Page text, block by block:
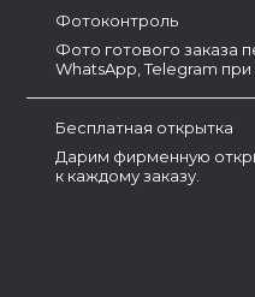
Фотоконтроль
Фото готового заказа
WhatsApp, Telegram
Бесплатная открытка
Дарим фирменную
к каждому заказу.